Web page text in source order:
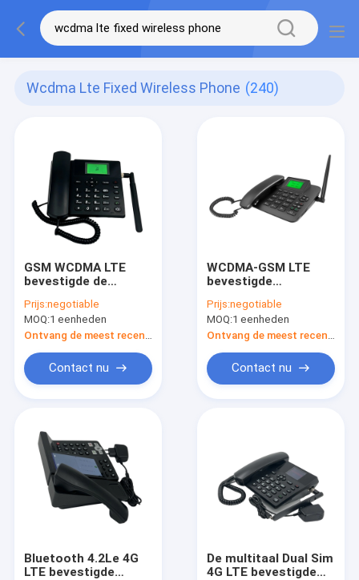
Wcdma Lte Fixed Wireless Phone (240)
GSM WCDMA LTE
bevestigde de
van de Telefoonhd
Stem 1000mAh
Prijs:negotiable
MOQ:1 eenheden
Contact nu
WCDMA-GSM LTE
bevestigde
Multitaal Bluetooth
Prijs:negotiable
MOQ:1 eenheden
Contact nu
Bluetooth 4.2Le 4G
LTE bevestigde
De multitaal Dual Sim
4G LTE bevestigde